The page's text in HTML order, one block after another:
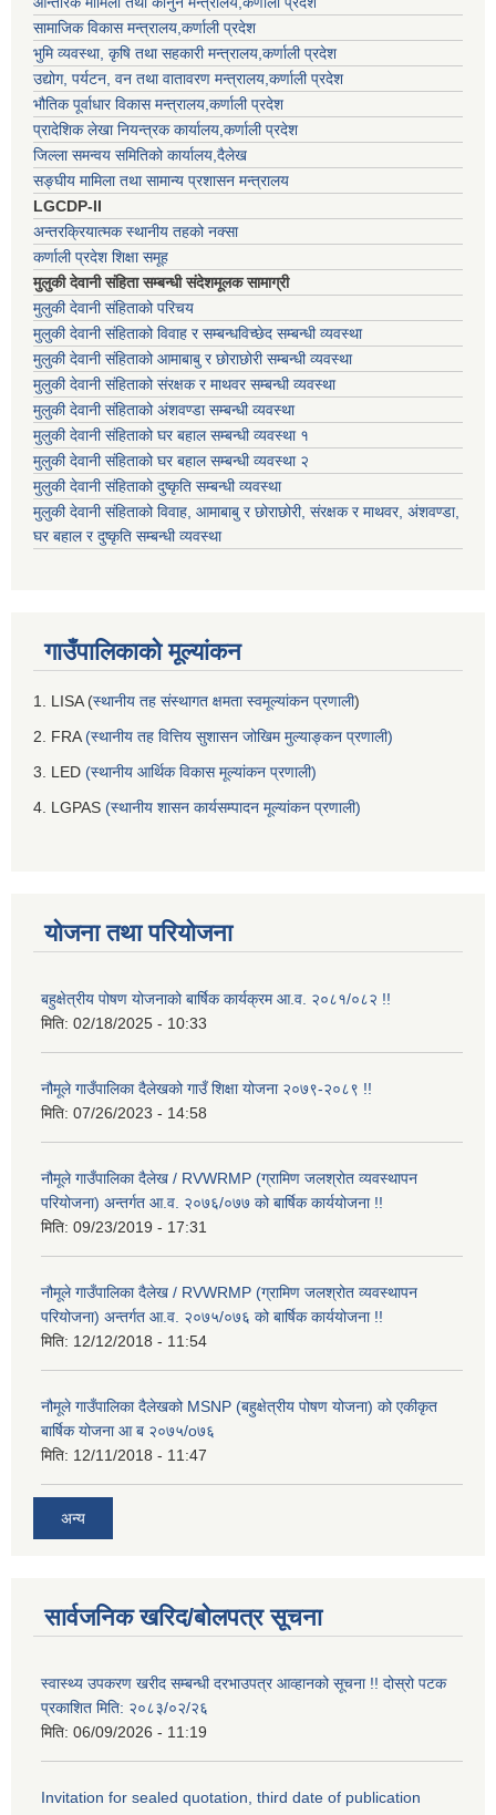
सामाजिक विकास मन्त्रालय,कर्णाली प्रदेश
भुमि व्यवस्था, कृषि तथा सहकारी मन्त्रालय,कर्णाली प्रदेश
उद्योग, पर्यटन, वन तथा वातावरण मन्त्रालय,कर्णाली प्रदेश
भौतिक पूर्वाधार विकास मन्त्रालय,कर्णाली प्रदेश
प्रादेशिक लेखा नियन्त्रक कार्यालय,कर्णाली प्रदेश
जिल्ला समन्वय समितिको कार्यालय,दैलेख
सङ्घीय मामिला तथा सामान्य प्रशासन मन्त्रालय
LGCDP-II
अन्तरक्रियात्मक स्थानीय तहको नक्सा
कर्णाली प्रदेश शिक्षा समूह
मुलुकी देवानी संहिता सम्बन्धी संदेशमूलक सामाग्री
मुलुकी देवानी संहिताको परिचय
मुलुकी देवानी संहिताको विवाह र सम्बन्धविच्छेद सम्बन्धी व्यवस्था
मुलुकी देवानी संहिताको आमाबाबु र छोराछोरी सम्बन्धी व्यवस्था
मुलुकी देवानी संहिताको संरक्षक र माथवर सम्बन्धी व्यवस्था
मुलुकी देवानी संहिताको अंशवण्डा सम्बन्धी व्यवस्था
मुलुकी देवानी संहिताको घर बहाल सम्बन्धी व्यवस्था १
मुलुकी देवानी संहिताको घर बहाल सम्बन्धी व्यवस्था २
मुलुकी देवानी संहिताको दुष्कृति सम्बन्धी व्यवस्था
मुलुकी देवानी संहिताको विवाह, आमाबाबु र छोराछोरी, संरक्षक र माथवर, अंशवण्डा,
घर बहाल र दुष्कृति सम्बन्धी व्यवस्था
गाउँपालिकाको मूल्यांकन
1. LISA (स्थानीय तह संस्थागत क्षमता स्वमूल्यांकन प्रणाली)
2. FRA(स्थानीय तह वित्तिय सुशासन जोखिम मुल्याङ्कन प्रणाली)
3. LED (स्थानीय आर्थिक विकास मूल्यांकन प्रणाली)
4. LGPAS (स्थानीय शासन कार्यसम्पादन मूल्यांकन प्रणाली)
योजना तथा परियोजना
बहुक्षेत्रीय पोषण योजनाको बार्षिक कार्यक्रम आ.व. २०८१/०८२ !!
मिति: 02/18/2025 - 10:33
नौमूले गाउँपालिका दैलेखको गाउँ शिक्षा योजना २०७९-२०८९ !!
मिति: 07/26/2023 - 14:58
नौमूले गाउँपालिका दैलेख / RVWRMP (ग्रामिण जलश्रोत व्यवस्थापन
परियोजना) अन्तर्गत आ.व. २०७६/०७७ को बार्षिक कार्ययोजना !!
मिति: 09/23/2019 - 17:31
नौमूले गाउँपालिका दैलेख / RVWRMP (ग्रामिण जलश्रोत व्यवस्थापन
परियोजना) अन्तर्गत आ.व. २०७५/०७६ को बार्षिक कार्ययोजना !!
मिति: 12/12/2018 - 11:54
नौमूले गाउँपालिका दैलेखको MSNP (बहुक्षेत्रीय पोषण योजना) को एकीकृत
बार्षिक योजना आ ब २०७५/o७६
मिति: 12/11/2018 - 11:47
अन्य
सार्वजनिक खरिद/बोलपत्र सूचना
स्वास्थ्य उपकरण खरीद सम्बन्धी दरभाउपत्र आव्हानको सूचना !! दोस्रो पटक
प्रकाशित मिति: २०८३/०२/२६
मिति: 06/09/2026 - 11:19
Invitation for sealed quotation, third date of publication